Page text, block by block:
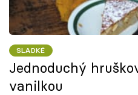
SLADKÉ
Jednoduchý
vanilkou